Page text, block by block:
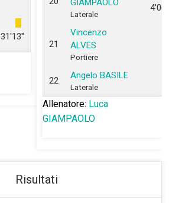
31'13''
GIAMPAOLO
Laterale
4'06''
21
Vincenzo
ALVES
Portiere
22 Angelo BASILE
Laterale
Allenatore: Luca
GIAMPAOLO
Risultati